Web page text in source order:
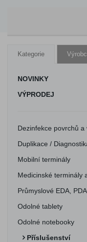
Kategorie
NOVINKY
VÝPRODEJ
Dezinfekce povrchů a
Duplikace /
Mobilní terminály
Medicinské terminály
Průmyslové EDA, PDA
Odolné tablety
Odolné notebooky
Příslušenství